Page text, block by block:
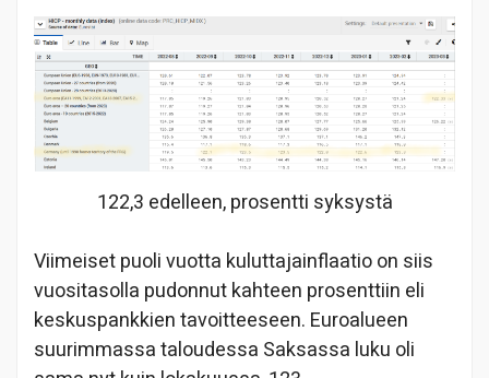
122,3 edelleen, prosentti syksystä
Viimeiset puoli vuotta kuluttajainflaatio on siis
vuositasolla pudonnut kahteen prosenttiin eli
keskuspankkien tavoitteeseen. Euroalueen
suurimmassa taloudessa Saksassa luku oli